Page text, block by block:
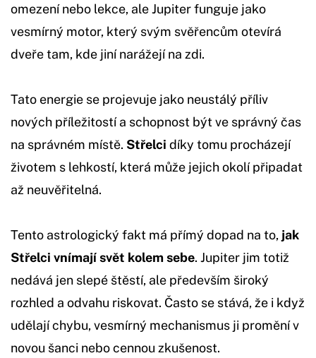
omezení nebo lekce, ale Jupiter funguje jako
vesmírný motor, který svým svěřencům otevírá
dveře tam, kde jiní narážejí na zdi.
Tato energie se projevuje jako neustálý příliv
nových příležitostí a schopnost být ve správný čas
na správném místě. Střelci díky tomu procházejí
životem s lehkostí, která může jejich okolí připadat
až neuvěřitelná.
Tento astrologický fakt má přímý dopad na to, jak
Střelci vnímají svět kolem sebe. Jupiter jim totiž
nedává jen slepé štěstí, ale především široký
rozhled a odvahu riskovat. Často se stává, že i když
udělají chybu, vesmírný mechanismus ji promění v
novou šanci nebo cennou zkušenost.